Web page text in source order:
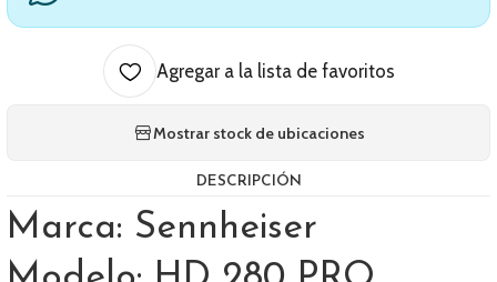
Agregar a la lista de favoritos
Mostrar stock de ubicaciones
DESCRIPCIÓN
Marca: Sennheiser